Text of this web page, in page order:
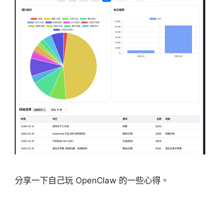
分享一下自己玩 OpenClaw 的一些心得。